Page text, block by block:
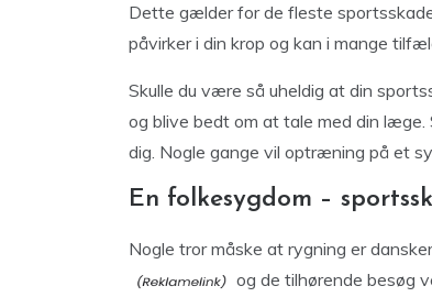
Dette gælder for de fleste
påvirker i din krop og kan i mange
Skulle du være så uheldig at din
og blive bedt om at tale med din
dig. Nogle gange vil optræning på et
En folkesygdom –
Nogle tror måske at rygning er
og de tilhørende besøg